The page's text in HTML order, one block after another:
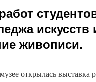
живописи.
открылась выставка